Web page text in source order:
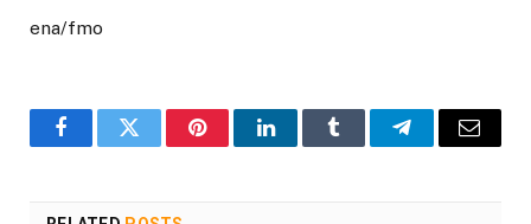
ena/fmo
FacebookTwitter PinterestLinkedInTumblr TelegramEmail